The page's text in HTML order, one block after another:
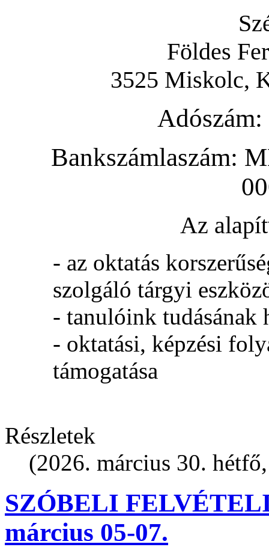
Földes
3525 Miskolc,
Bankszámlaszám:
Az
- az oktatás
szolgáló tárgyi
- tanulóink tudásának
- oktatási, képzési
támogatása
Részletek
(2026. március 30.
SZÓBELI
március 05-07.